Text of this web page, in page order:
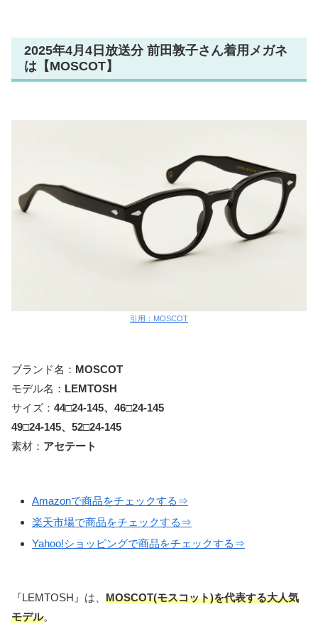
2025年4月4日放送分 前田敦子さん着用メガネ
は【MOSCOT】
引用：MOSCOT
ブランド名： MOSCOT
モデル名： LEMTOSH
サイズ： 44□24-145、46□24-145
49□24-145、52□24-145
素材： アセテート
Amazonで商品をチェックする⇒
楽天市場で商品をチェックする⇒
Yahoo!ショッピングで商品をチェックする⇒
『LEMTOSH』は、 MOSCOT(モスコット)を代表する大人気
モデル。